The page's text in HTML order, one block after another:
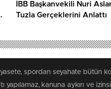
İBB Başkanvekili Nuri
Tuzla Gerçeklerini Anlattı
spordan seyahate bütün
yapılamaz, kanuna aykırı ve